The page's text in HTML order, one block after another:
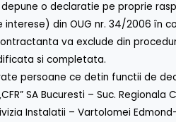
o declaratie pe proprie
interese) din OUG nr. 34/2006 în
va exclude din
si completata.
persoane ce detin functii de
SA Bucuresti – Suc.
Instalatii – Vartolomei